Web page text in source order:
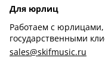
Для юрлиц
Работаем с
государственными
sales@skifmusic.ru